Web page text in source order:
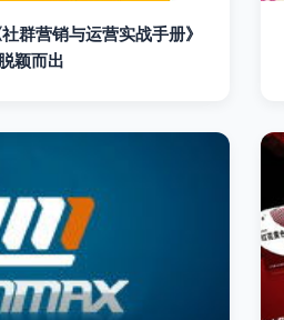
群营销与运营实战手册》
颖而出